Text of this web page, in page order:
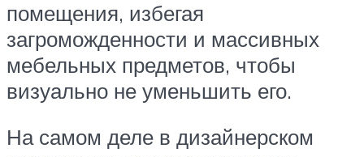
помещения, избегая
загроможденности и массивных
мебельных предметов, чтобы
визуально не уменьшить его.
На самом деле в дизайнерском